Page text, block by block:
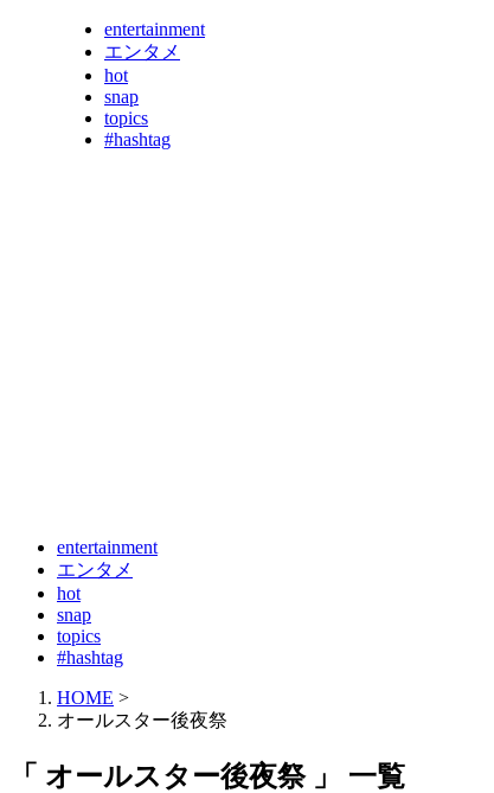
entertainment
エンタメ
hot
snap
topics
#hashtag
entertainment
エンタメ
hot
snap
topics
#hashtag
HOME >
オールスター後夜祭
「 オールスター後夜祭 」 一覧